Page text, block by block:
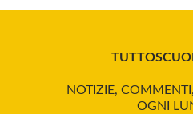
NOTIZIE,
OGNI